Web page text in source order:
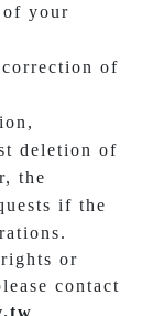
of your
correction of
deletion of
the
if the
or
contact
.